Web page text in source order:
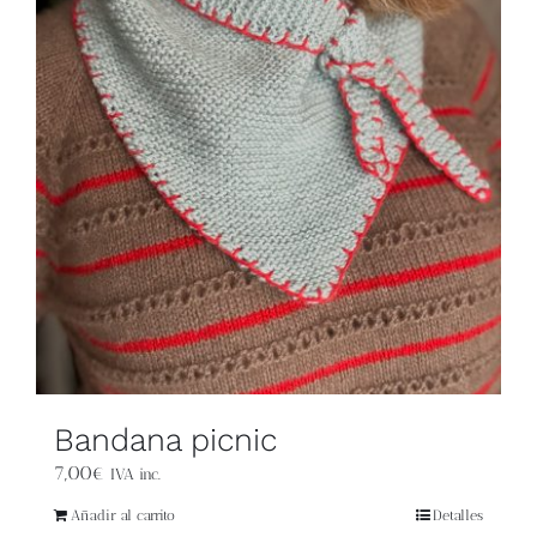
Blog
Contacto
Newsletter
Carrito
Mi cuenta
Bandana picnic
7,00€ IVA inc.
Añadir al carrito Detalles